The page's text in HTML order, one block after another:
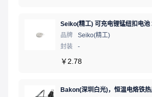
Seiko(精工) 可充电锂锰纽扣电
品牌
Seiko(精工)
封装
-
￥ 2.78